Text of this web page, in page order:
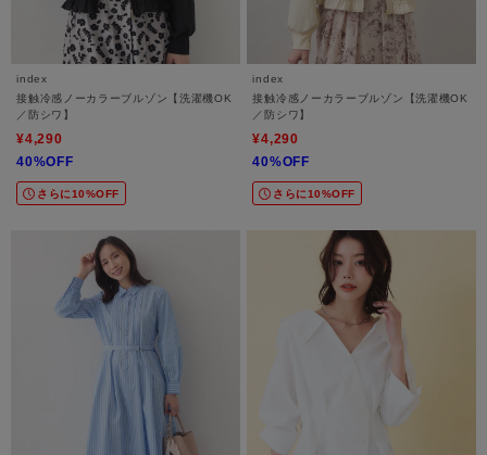
index
接触冷感ノーカラーブルゾン【洗濯機OK
／防シワ】
¥4,290
40%OFF
さらに10%OFF
index
接触冷感ノーカラーブルゾン【洗濯機OK
／防シワ】
¥4,290
40%OFF
さらに10%OFF